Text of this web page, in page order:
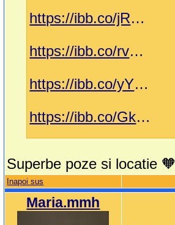
https://ibb.co/jRXN4gf
https://ibb.co/rvwfTbG
https://ibb.co/yY6xDyc
https://ibb.co/GkDM8dR
Superbe poze si locatie 🧡
Inapoi sus
Maria.mmh